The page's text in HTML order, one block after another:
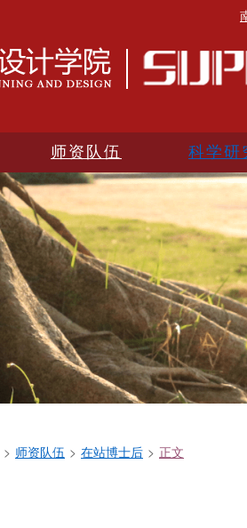
师资队伍 科学研
> 师资队伍 > 在站博士后 > 正文